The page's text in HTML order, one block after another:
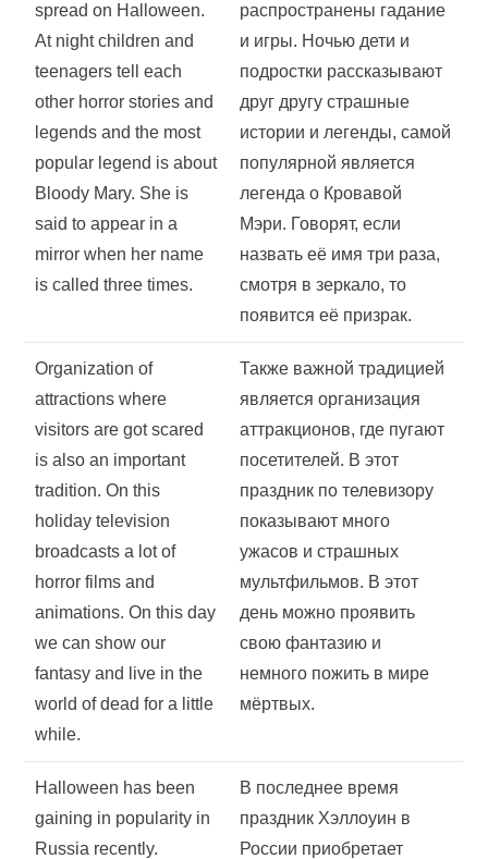
spread on Halloween.
At night children and
teenagers tell each
other horror stories and
legends and the most
popular legend is about
Bloody Mary. She is
said to appear in a
mirror when her name
is called three times.
распространены гадание
и игры. Ночью дети и
подростки рассказывают
друг другу страшные
истории и легенды, самой
популярной является
легенда о Кровавой
Мэри. Говорят, если
назвать её имя три раза,
смотря в зеркало, то
появится её призрак.
Organization of
attractions where
visitors are got scared
is also an important
tradition. On this
holiday television
broadcasts a lot of
horror films and
animations. On this day
we can show our
fantasy and live in the
world of dead for a little
while.
Также важной традицией
является организация
аттракционов, где пугают
посетителей. В этот
праздник по телевизору
показывают много
ужасов и страшных
мультфильмов. В этот
день можно проявить
свою фантазию и
немного пожить в мире
мёртвых.
Halloween has been
gaining in popularity in
Russia recently.
В последнее время
праздник Хэллоуин в
России приобретает